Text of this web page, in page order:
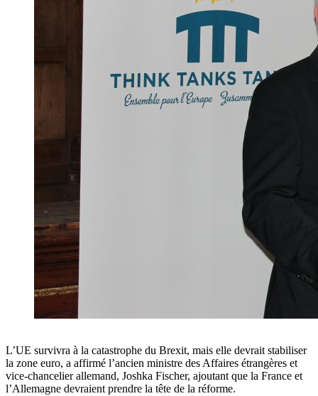
L’UE survivra à la catastrophe du Brexit, mais elle devrait stabiliser
la zone euro, a affirmé l’ancien ministre des Affaires étrangères et
vice-chancelier allemand, Joshka Fischer, ajoutant que la France et
l’Allemagne devraient prendre la tête de la réforme.